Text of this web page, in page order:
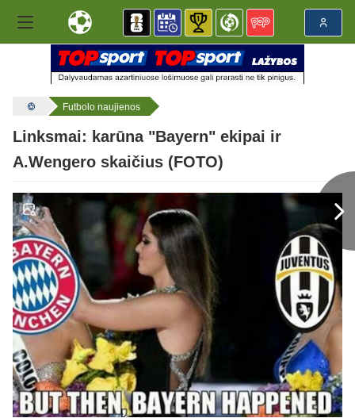
Futbolo naujienos
Linksmai: karūna "Bayern" ekipai ir
A.Wengero skaičius (FOTO)